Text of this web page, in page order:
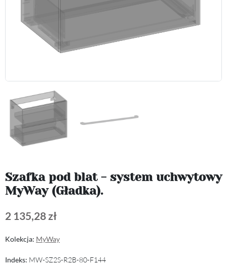
Szafka pod blat - system uchwytowy
MyWay (Gładka).
2 135,28 zł
Kolekcja: MyWay
Indeks: MW-SZ2S-R2B-80-F144